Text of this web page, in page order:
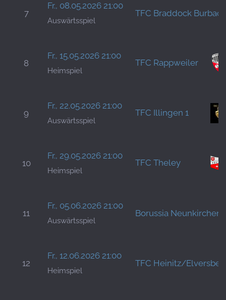
7
Fr., 08.05.2026 21:00
Auswärtsspiel
TFC Braddock
8
Fr., 15.05.2026 21:00
Heimspiel
TFC Rappweiler
9
Fr., 22.05.2026 21:00
Auswärtsspiel
TFC Illingen 1
10
Fr., 29.05.2026 21:00
Heimspiel
TFC Theley
11
Fr., 05.06.2026 21:00
Auswärtsspiel
Borussia Neunkirchen
12
Fr., 12.06.2026 21:00
Heimspiel
TFC Heinitz/